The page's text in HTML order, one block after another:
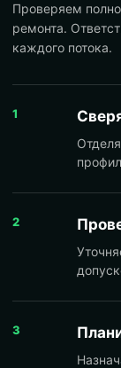
Проверяем
ремонта.
каждого потока.
1
2
3